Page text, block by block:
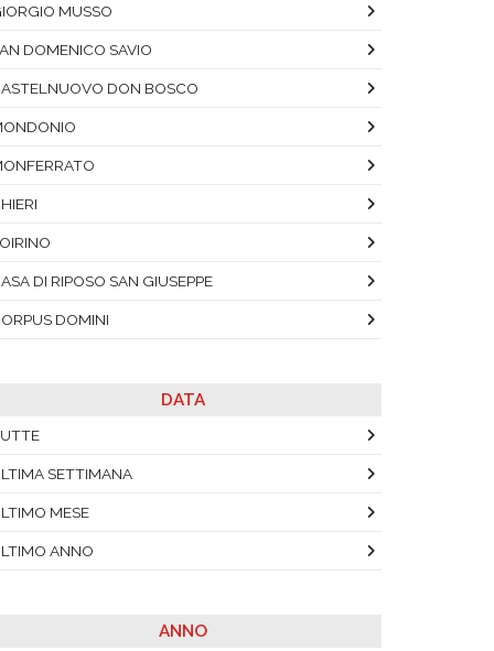
MUSSO
DOMENICO SAVIO
DON BOSCO
DI RIPOSO SAN GIUSEPPE
DOMINI
DATA
SETTIMANA
MESE
ANNO
ANNO